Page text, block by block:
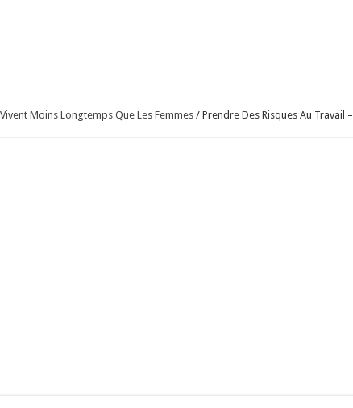
Moins Longtemps Que Les Femmes / Prendre Des Risques Au Travail –